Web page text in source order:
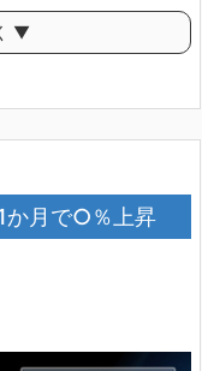
▼
か月で○％上昇